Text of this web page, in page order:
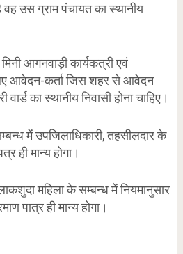
उस ग्राम पंचायत का स्थानीय
आगनवाड़ी कार्यकत्री एवं
आवेदन-कर्ता जिस शहर से आवेदन
का स्थानीय निवासी होना चाहिए।
में उपजिलाधिकारी, तहसीलदार के
ही मान्य होगा।
महिला के सम्बन्ध में नियमानुसार
पात्र ही मान्य होगा।